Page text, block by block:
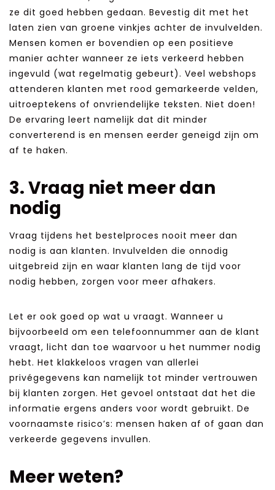
ze dit goed hebben gedaan. Bevestig dit met het
laten zien van groene vinkjes achter de invulvelden.
Mensen komen er bovendien op een positieve
manier achter wanneer ze iets verkeerd hebben
ingevuld (wat regelmatig gebeurt). Veel webshops
attenderen klanten met rood gemarkeerde velden,
uitroeptekens of onvriendelijke teksten. Niet doen!
De ervaring leert namelijk dat dit minder
converterend is en mensen eerder geneigd zijn om
af te haken.
3. Vraag niet meer dan
nodig
Vraag tijdens het bestelproces nooit meer dan
nodig is aan klanten. Invulvelden die onnodig
uitgebreid zijn en waar klanten lang de tijd voor
nodig hebben, zorgen voor meer afhakers.
Let er ook goed op wat u vraagt. Wanneer u
bijvoorbeeld om een telefoonnummer aan de klant
vraagt, licht dan toe waarvoor u het nummer nodig
hebt. Het klakkeloos vragen van allerlei
privégegevens kan namelijk tot minder vertrouwen
bij klanten zorgen. Het gevoel ontstaat dat het die
informatie ergens anders voor wordt gebruikt. De
voornaamste risico’s: mensen haken af of gaan dan
verkeerde gegevens invullen.
Meer weten?